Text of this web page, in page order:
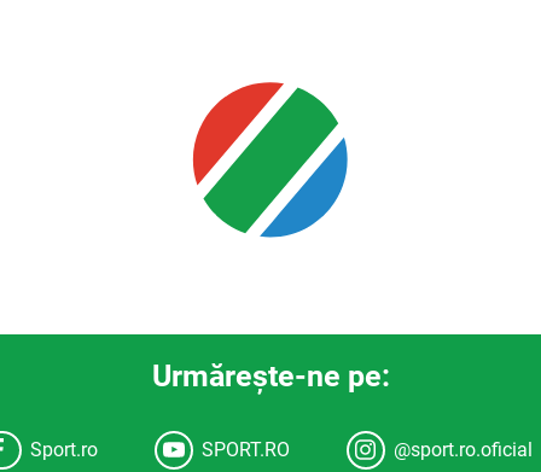
Urmăreşte-ne pe:
Sport.ro SPORT.RO @sport.ro.oficial